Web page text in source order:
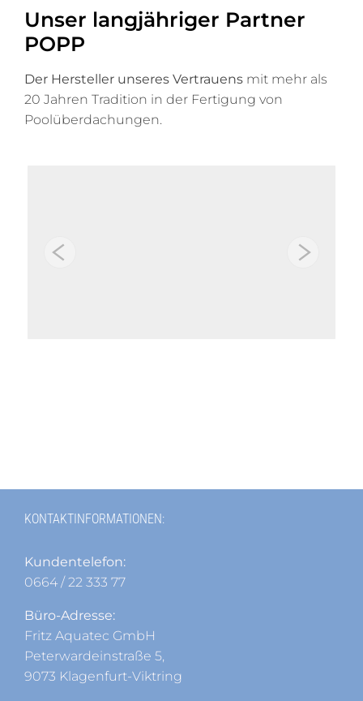
Unser langjähriger Partner
POPP
Der Hersteller unseres Vertrauensmit mehr als
20 Jahren Tradition in der Fertigung von
Poolüberdachungen.
KONTAKTINFORMATIONEN:
Kundentelefon:
0664 / 22 333 77
Büro-Adresse:
Fritz Aquatec GmbH
Peterwardeinstraße 5,
9073 Klagenfurt-Viktring